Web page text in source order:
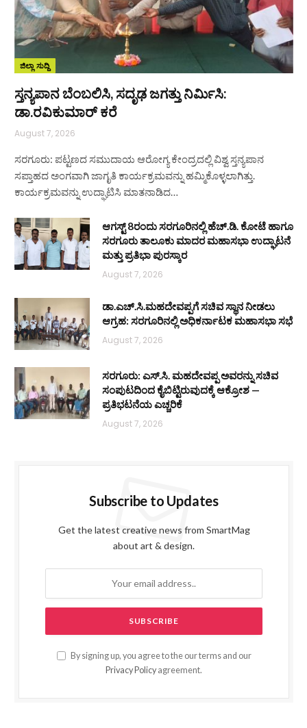
ಜಿಲ್ಲಾ ಸುದ್ದಿ
ಸ್ತನ್ಯಪಾನ ಬೆಂಬಲಿಸಿ, ಸದೃಢ ಜಗತ್ತು ನಿರ್ಮಿಸಿ:
ಡಾ.ರವಿಕುಮಾರ್ ಕರೆ
August 7, 2026
ಸರಗೂರು: ಪಟ್ಟಣದ ಸಮುದಾಯ ಆರೋಗ್ಯ ಕೇಂದ್ರದಲ್ಲಿ ವಿಶ್ವ ಸ್ತನ್ಯಪಾನ
ಸಪ್ತಾಹದ ಅಂಗವಾಗಿ ಜಾಗೃತಿ ಕಾರ್ಯಕ್ರಮವನ್ನು ಹಮ್ಮಿಕೊಳ್ಳಲಾಗಿತ್ತು.
ಕಾರ್ಯಕ್ರಮವನ್ನು ಉದ್ಘಾಟಿಸಿ ಮಾತನಾಡಿದ…
ಆಗಸ್ಟ್ 8ರಂದು ಸರಗೂರಿನಲ್ಲಿ ಹೆಚ್.ಡಿ. ಕೋಟೆ ಹಾಗೂ
ಸರಗೂರು ತಾಲೂಕು ಮಾದರ ಮಹಾಸಭಾ ಉದ್ಘಾಟನೆ
ಮತ್ತು ಪ್ರತಿಭಾ ಪುರಸ್ಕಾರ
August 7, 2026
ಡಾ.ಎಚ್.ಸಿ.ಮಹದೇವಪ್ಪಗೆ ಸಚಿವ ಸ್ಥಾನ ನೀಡಲು
ಆಗ್ರಹ: ಸರಗೂರಿನಲ್ಲಿ ಅಧಿಕರ್ನಾಟಕ ಮಹಾಸಭಾ ಸಭೆ
August 7, 2026
ಸರಗೂರು: ಎಸ್.ಸಿ. ಮಹದೇವಪ್ಪ ಅವರನ್ನು ಸಚಿವ
ಸಂಪುಟದಿಂದ ಕೈಬಿಟ್ಟಿರುವುದಕ್ಕೆ ಆಕ್ರೋಶ —
ಪ್ರತಿಭಟನೆಯ ಎಚ್ಚರಿಕೆ
August 7, 2026
Subscribe to Updates
Get the latest creative news from SmartMag
about art & design.
By signing up, you agree to the our terms and our
Privacy Policy agreement.